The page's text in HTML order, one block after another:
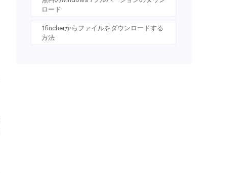
ロード
1fincherからファイルをダウンロードする
方法